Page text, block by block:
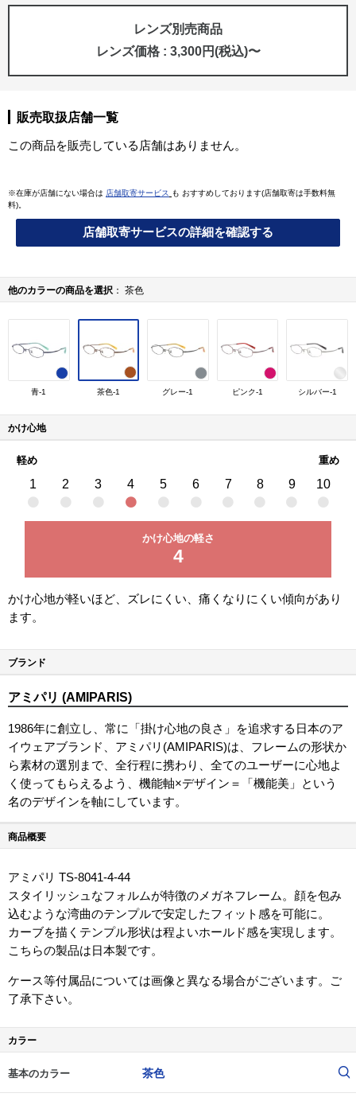
レンズ別売商品
レンズ価格 : 3,300円(税込)〜
販売取扱店舗一覧
この商品を販売している店舗はありません。
※在庫が店舗にない場合は 店舗取寄サービス
も おすすめしております(店舗取寄は手数料無
料)。
店舗取寄サービスの詳細を確認する
他のカラーの商品を選択 茶色
青-1 茶色-1 グレー-1 ピンク-1 シルバー-1
かけ心地
軽め 重め
1 2 3 4 5 6 7 8 9 10
かけ心地の軽さ
4
かけ心地が軽いほど、ズレにくい、痛くなりにくい傾向があり
ます。
ブランド
アミパリ (AMIPARIS)
1986年に創立し、常に「掛け心地の良さ」を追求する日本のア
イウェアブランド、アミパリ(AMIPARIS)は、フレームの形状か
ら素材の選別まで、全行程に携わり、全てのユーザーに心地よ
く使ってもらえるよう、機能軸×デザイン＝「機能美」という
名のデザインを軸にしています。
商品概要
アミパリ TS-8041-4-44
スタイリッシュなフォルムが特徴のメガネフレーム。顔を包み
込むような湾曲のテンプルで安定したフィット感を可能に。
カーブを描くテンプル形状は程よいホールド感を実現します。
こちらの製品は日本製です。
ケース等付属品については画像と異なる場合がございます。ご
了承下さい。
カラー
基本のカラー 茶色